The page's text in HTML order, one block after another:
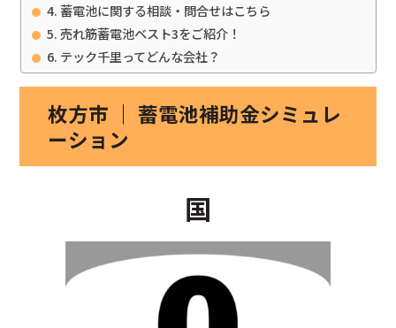
蓄電池に関する相談・問合せはこちら
売れ筋蓄電池ベスト3をご紹介！
テック千里ってどんな会社？
枚方市 ｜ 蓄電池補助金シミュレ
ーション
国